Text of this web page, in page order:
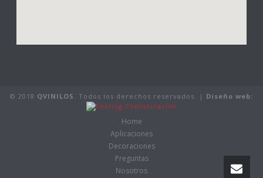
© 2018 QVINILOS . Todos los derechos reservados. | Diseño web:
Home
Aplicaciones
Decoraciones
Preguntas
Nosotros